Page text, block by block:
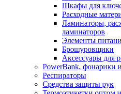
Шкафы для
Расходные
Ламинаторы,
ламинаторов
Элементы
Брошуровщики
Аксессуары для
PowerBank, фонарики
Респираторы
Средства защиты рук